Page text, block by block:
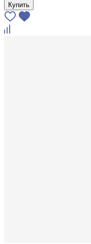
Купить